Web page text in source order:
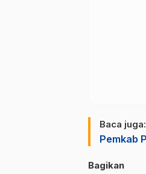
Baca juga:
Pemkab
Bagikan